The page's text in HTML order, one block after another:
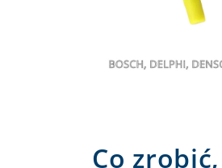
Co